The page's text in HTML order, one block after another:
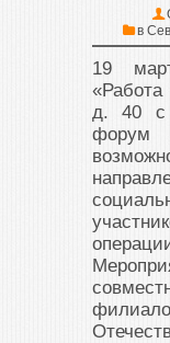
в
19
д. 40 с